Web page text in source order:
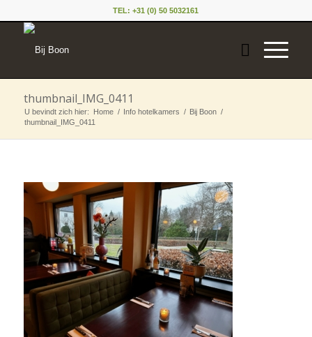
TEL: +31 (0) 50 5032161
thumbnail_IMG_0411
U bevindt zich hier: Home / Info hotelkamers / Bij Boon /
thumbnail_IMG_0411